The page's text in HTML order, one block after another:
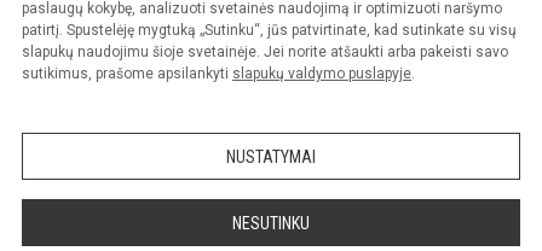
paslaugų kokybę, analizuoti svetainės naudojimą ir optimizuoti naršymo
patirtį. Spustelėję mygtuką „Sutinku“, jūs patvirtinate, kad sutinkate su visų
slapukų naudojimu šioje svetainėje. Jei norite atšaukti arba pakeisti savo
sutikimus, prašome apsilankyti slapukų valdymo puslapyje.
NUSTATYMAI
NESUTINKU
Kopijuoti turinį be raštiško gimnazijos sutikimo griežtai draudžiama.
Prieinamumo paraiška Slapukų valdymas
Sumanus būdas atnaujinti